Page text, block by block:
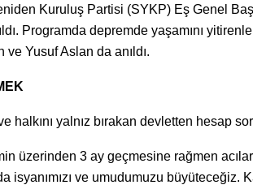
Kuruluş Partisi (SYKP) Eş Genel
Programda depremde yaşamını
Yusuf Aslan da anıldı.
halkını yalnız bırakan devletten hesap
üzerinden 3 ay geçmesine rağmen
isyanımızı ve umudumuzu